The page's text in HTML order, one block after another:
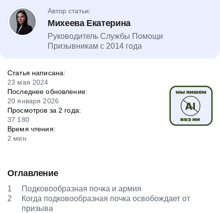
Автор статьи:
Михеева Екатерина
Руководитель Службы Помощи
Призывникам с 2014 года
Статья написана:
23 мая 2024
Последнее обновление:
20 января 2026
Просмотров за 2 года:
37 180
Время чтения:
2 мин
Оглавление
1
Подковообразная почка и армия
2
Когда подковообразная почка освобождает от
призыва